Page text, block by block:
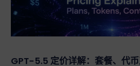
GPT-5.5 定价详解：套餐、代